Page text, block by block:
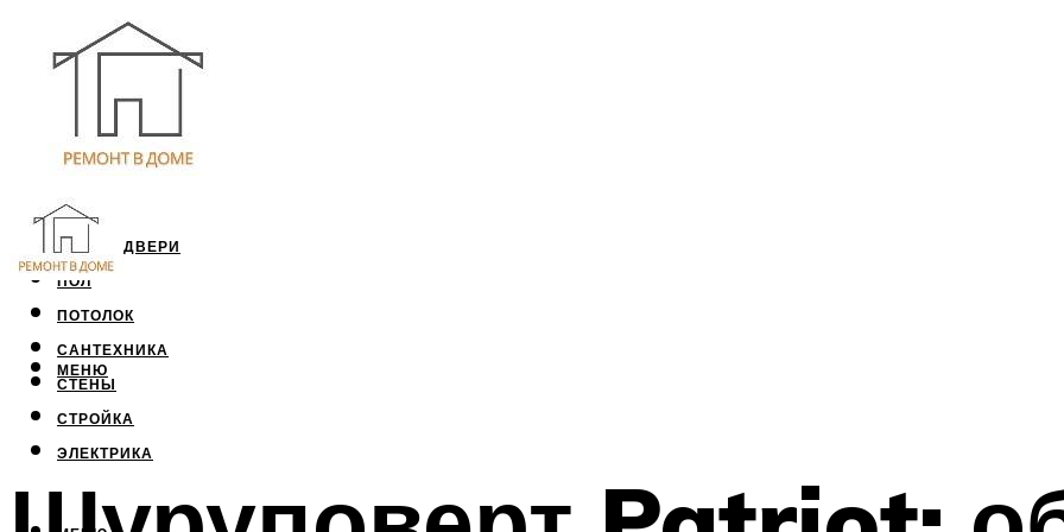
ОКНА И ДВЕРИ
ПОЛ
ПОТОЛОК
САНТЕХНИКА
СТЕНЫ
СТРОЙКА
ЭЛЕКТРИКА
МЕНЮ